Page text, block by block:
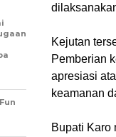
Kejutan
Pemberian
apresiasi
keamanan
Bupati Karo